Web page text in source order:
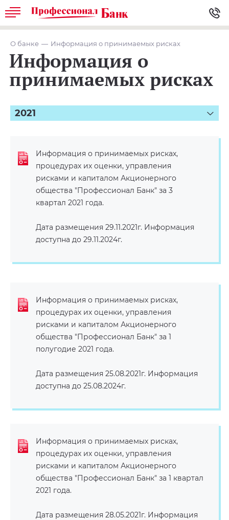
О банке Информация о принимаемых рисках
Информация о
принимаемых рисках
2021
Информация о принимаемых рисках,
процедурах их оценки, управления
рисками и капиталом Акционерного
общества "Профессионал Банк" за 3
квартал 2021 года.
Дата размещения 29.11.2021г. Информация
доступна до 29.11.2024г.
Информация о принимаемых рисках,
процедурах их оценки, управления
рисками и капиталом Акционерного
общества "Профессионал Банк" за 1
полугодие 2021 года.
Дата размещения 25.08.2021г. Информация
доступна до 25.08.2024г.
Информация о принимаемых рисках,
процедурах их оценки, управления
рисками и капиталом Акционерного
общества "Профессионал Банк" за 1 квартал
2021 года.
Дата размещения 28.05.2021г. Информация